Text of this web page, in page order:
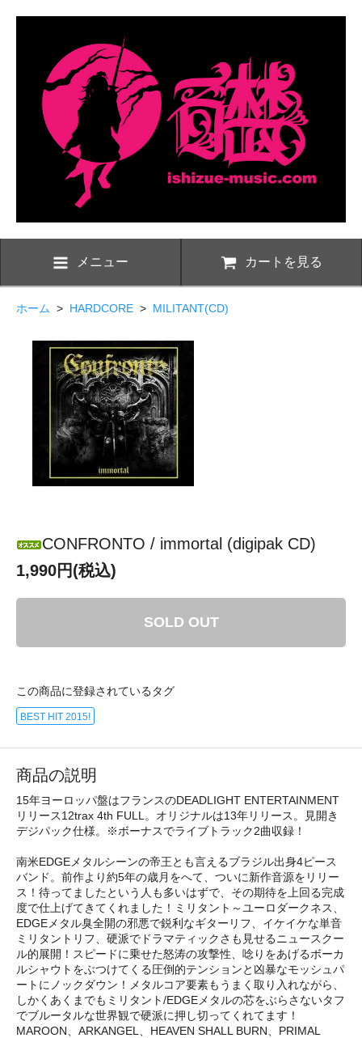
メニュー カートを見る
ホーム > HARDCORE > MILITANT(CD)
CONFRONTO / immortal (digipak CD)
1,990円(税込)
SOLD OUT
この商品に登録されているタグ
BEST HIT 2015!
商品の説明
15年ヨーロッパ盤はフランスのDEADLIGHT ENTERTAINMENT
リリース12trax 4th FULL。オリジナルは13年リリース。見開き
デジパック仕様。※ボーナスでライブトラック2曲収録！
南米EDGEメタルシーンの帝王とも言えるブラジル出身4ピース
バンド。前作より約5年の歳月をへて、ついに新作音源をリリー
ス！待ってましたという人も多いはずで、その期待を上回る完成
度で仕上げてきてくれました！ミリタント～ユーロダークネス、
EDGEメタル臭全開の邪悪で鋭利なギターリフ、イケイケな単音
ミリタントリフ、硬派でドラマティックさも見せるニュースクー
ル的展開！スピードに乗せた怒涛の攻撃性、唸りをあげるボーカ
ルシャウトをぶつけてくる圧倒的テンションと凶暴なモッシュパ
ートにノックダウン！メタルコア要素もうまく取り入れながら、
しかくあくまでもミリタント/EDGEメタルの芯をぶらさないタフ
でブルータルな世界観で硬派に押し切ってくれてます！
MAROON、ARKANGEL、HEAVEN SHALL BURN、PRIMAL